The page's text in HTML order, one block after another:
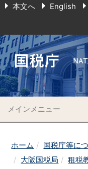
本文へ English
メインメニュー
ホーム 国税庁等に
大阪国税局
租税